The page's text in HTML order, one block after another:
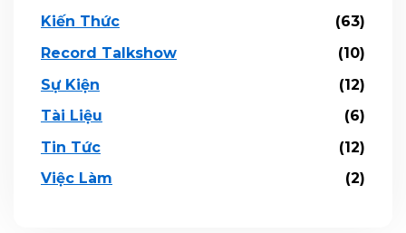
Kiến Thức
(63)
Record Talkshow
(10)
Sự Kiện
(12)
Tài Liệu
(6)
Tin Tức
(12)
Việc Làm
(2)